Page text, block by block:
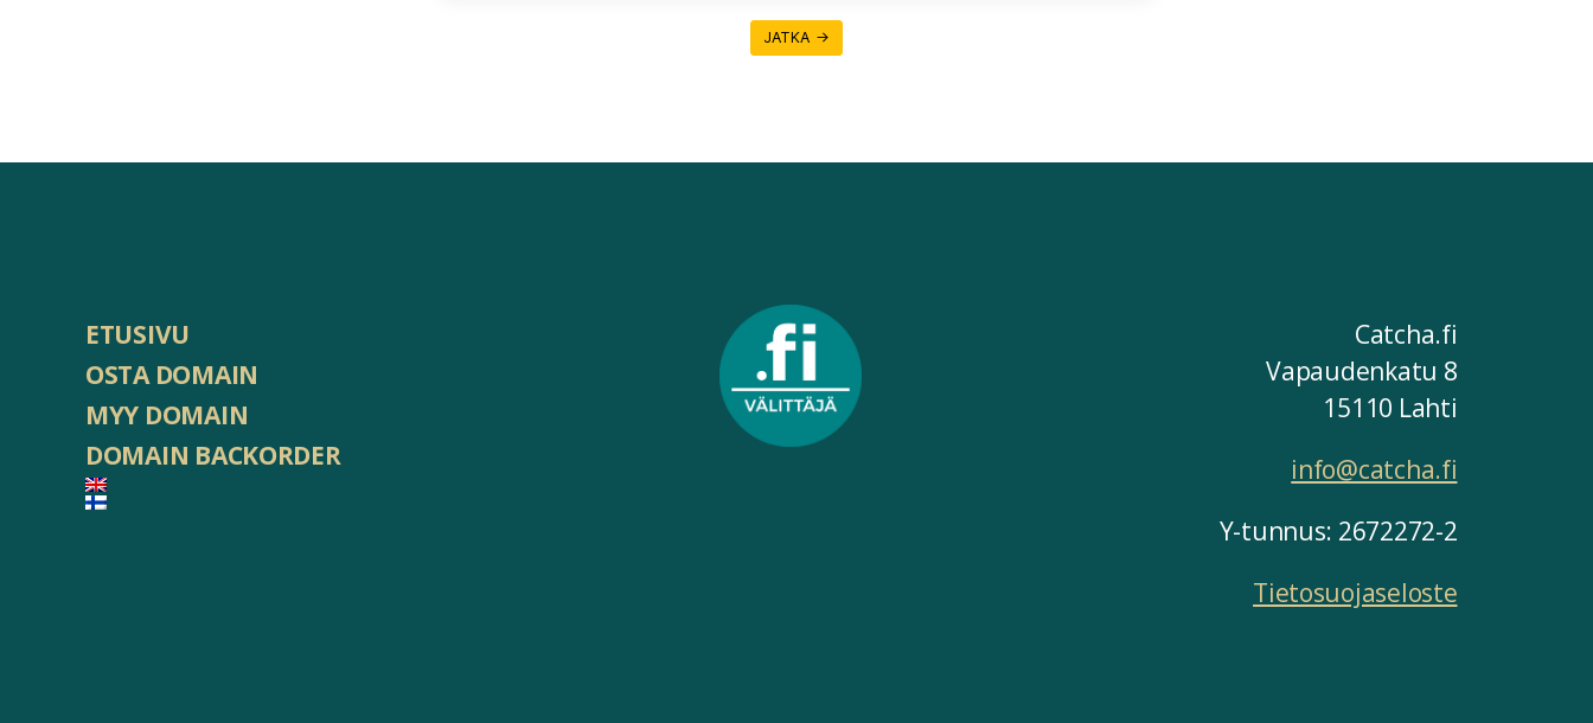
JATKA →
ETUSIVU
OSTA DOMAIN
MYY DOMAIN
DOMAIN BACKORDER
Catcha.fi
Vapaudenkatu 8
15110 Lahti
info@catcha.fi
Y-tunnus: 2672272-2
Tietosuojaseloste